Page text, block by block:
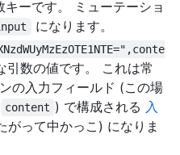
キーです。 ミューテーショ
になります。
引数の値です。 これは常
の入力フィールド (この場
content ) で構成される 入
がって中かっこ) になりま